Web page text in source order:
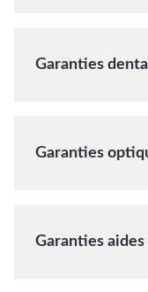
Garanties
Garanties
Garanties